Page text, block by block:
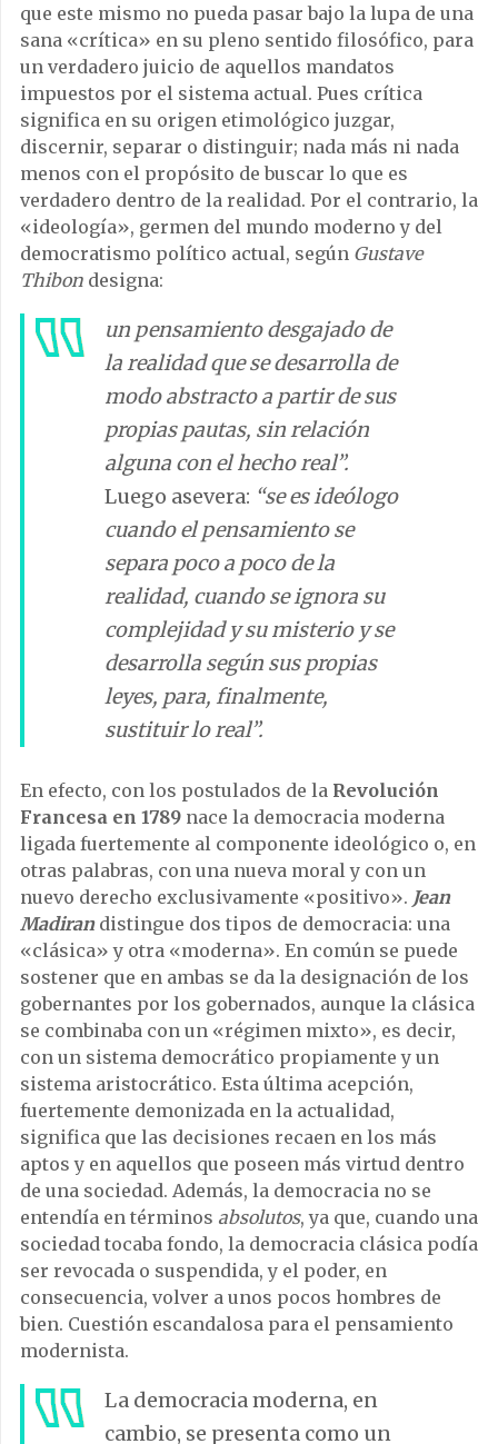
que este mismo no pueda pasar bajo la lupa de una
sana «crítica» en su pleno sentido filosófico, para
un verdadero juicio de aquellos mandatos
impuestos por el sistema actual. Pues crítica
significa en su origen etimológico juzgar,
discernir, separar o distinguir; nada más ni nada
menos con el propósito de buscar lo que es
verdadero dentro de la realidad. Por el contrario, la
«ideología», germen del mundo moderno y del
democratismo político actual, según Gustave
Thibon designa:
un pensamiento desgajado de
la realidad que se desarrolla de
modo abstracto a partir de sus
propias pautas, sin relación
alguna con el hecho real”.
Luego asevera: “se es ideólogo
cuando el pensamiento se
separa poco a poco de la
realidad, cuando se ignora su
complejidad y su misterio y se
desarrolla según sus propias
leyes, para, finalmente,
sustituir lo real”.
En efecto, con los postulados de la Revolución
Francesa en 1789 nace la democracia moderna
ligada fuertemente al componente ideológico o, en
otras palabras, con una nueva moral y con un
nuevo derecho exclusivamente «positivo». Jean
Madirandistingue dos tipos de democracia: una
«clásica» y otra «moderna». En común se puede
sostener que en ambas se da la designación de los
gobernantes por los gobernados, aunque la clásica
se combinaba con un «régimen mixto», es decir,
con un sistema democrático propiamente y un
sistema aristocrático. Esta última acepción,
fuertemente demonizada en la actualidad,
significa que las decisiones recaen en los más
aptos y en aquellos que poseen más virtud dentro
de una sociedad. Además, la democracia no se
entendía en términos absolutos, ya que, cuando una
sociedad tocaba fondo, la democracia clásica podía
ser revocada o suspendida, y el poder, en
consecuencia, volver a unos pocos hombres de
bien. Cuestión escandalosa para el pensamiento
modernista.
La democracia moderna, en
cambio, se presenta como un